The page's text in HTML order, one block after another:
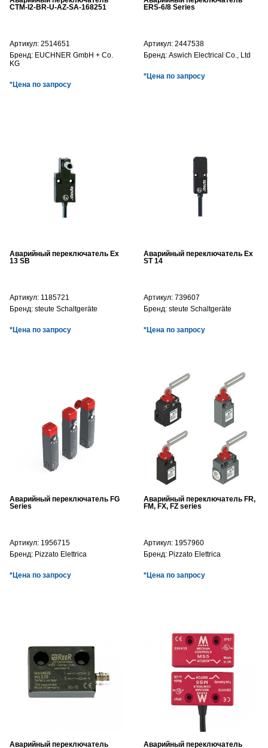
CTM-I2-BR-U-AZ-SA-168251
Артикул: 2514651
Бренд: EUCHNER GmbH + Co.
KG
*Цена по запросу
ERS-6/8 Series
Артикул: 2447538
Бренд: Aswich Electrical Co., Ltd
*Цена по запросу
Аварийный переключатель Ex
13 SB
Артикул: 1185721
Бренд: steute Schaltgeräte
*Цена по запросу
Аварийный переключатель Ex
ST 14
Артикул: 739607
Бренд: steute Schaltgeräte
*Цена по запросу
Аварийный переключатель FG
Series
Артикул: 1956715
Бренд: Pizzato Elettrica
*Цена по запросу
Аварийный переключатель FR,
FM, FX, FZ series
Артикул: 1957960
Бренд: Pizzato Elettrica
*Цена по запросу
Аварийный переключатель
Аварийный переключатель